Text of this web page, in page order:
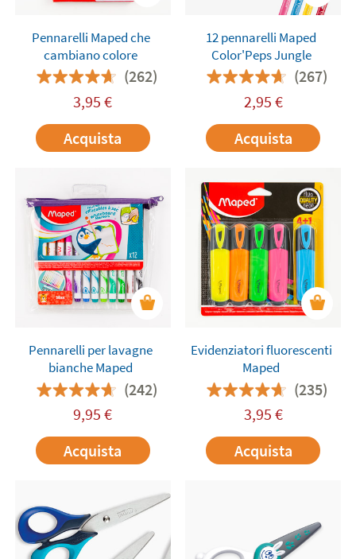
Pennarelli Maped che
cambiano colore
(262)
3,95 €
Acquista
12 pennarelli Maped
Color'Peps Jungle
(267)
2,95 €
Acquista
Pennarelli per lavagne
bianche Maped
(242)
9,95 €
Acquista
Evidenziatori fluorescenti
Maped
(235)
3,95 €
Acquista